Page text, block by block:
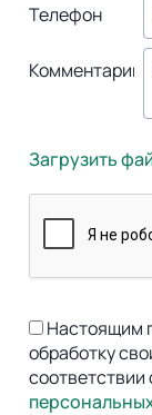
Телефон
Комментарий
Загрузить
Настоящим
обработку
соответствии